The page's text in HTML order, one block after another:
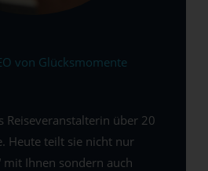
von Glücksmomente
Reiseveranstalterin über 20
Heute teilt sie nicht nur
mit Ihnen sondern auch